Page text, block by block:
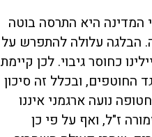
המדינה היא התרסה בוטה
הבלגה עלולה להתפרש על
כחוסר גיבוי. לכן קיימת
ובכלל זה סיכון
נועה ארגמני איננו
ז"ל, ואף על פי כן